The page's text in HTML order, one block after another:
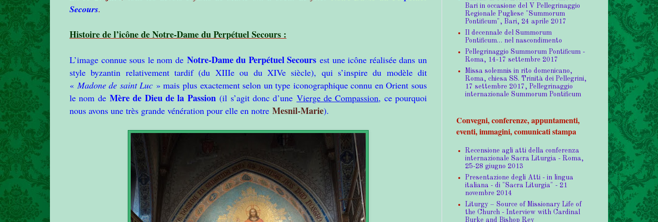
Secours.
Histoire de l’icône de Notre-Dame du Perpétuel Secours :
L’image connue sous le nom de Notre-Dame du Perpétuel Secours est une icône réalisée dans un
style byzantin relativement tardif (du XIIIe ou du XIVe siècle), qui s’inspire du modèle dit
« Madone de saint Luc » mais plus exactement selon un type iconographique connu en Orient sous
le nom deMère de Dieu de la Passion (il s’agit donc d’une Vierge de Compassion, ce pourquoi
nous avons une très grande vénération pour elle en notre Mesnil-Marie).
Bari in occasione del V Pellegrinaggio
Regionale Pugliese "Summorum
Pontificum", Bari, 24 aprile 2017
Il decennale del Summorum
Pontificum… nel nascondimento
Pellegrinaggio Summorum Pontificum -
Roma, 14-17 settembre 2017
Missa solemnis in rito domenicano,
Roma, chiesa SS. Trinità dei Pellegrini,
17 settembre 2017, Pellegrinaggio
internazionale Summorum Pontificum
Convegni, conferenze, appuntamenti,
eventi, immagini, comunicati stampa
Recensione agli atti della conferenza
internazionale Sacra Liturgia - Roma,
25-28 giugno 2013
Presentazione degli Atti - in lingua
italiana - di "Sacra Liturgia" - 21
novembre 2014
Liturgy – Source of Missionary Life of
the Church - Interview with Cardinal
Burke and Bishop Rey